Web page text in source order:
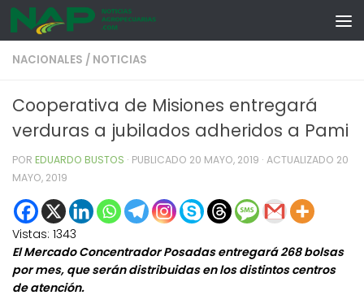
Skip to content
NACIONALES / NOTICIAS
Cooperativa de Misiones entregará
verduras a jubilados adheridos a Pami
POR EDUARDO BUSTOS · PUBLICADO 20 MAYO, 2019 · ACTUALIZADO 20
MAYO, 2019
Vistas: 1343
El Mercado Concentrador Posadas entregará 268 bolsas
por mes, que serán distribuidas en los distintos centros
de atención.